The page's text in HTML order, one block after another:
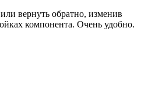
вернуть обратно, изменив
компонента. Очень удобно.